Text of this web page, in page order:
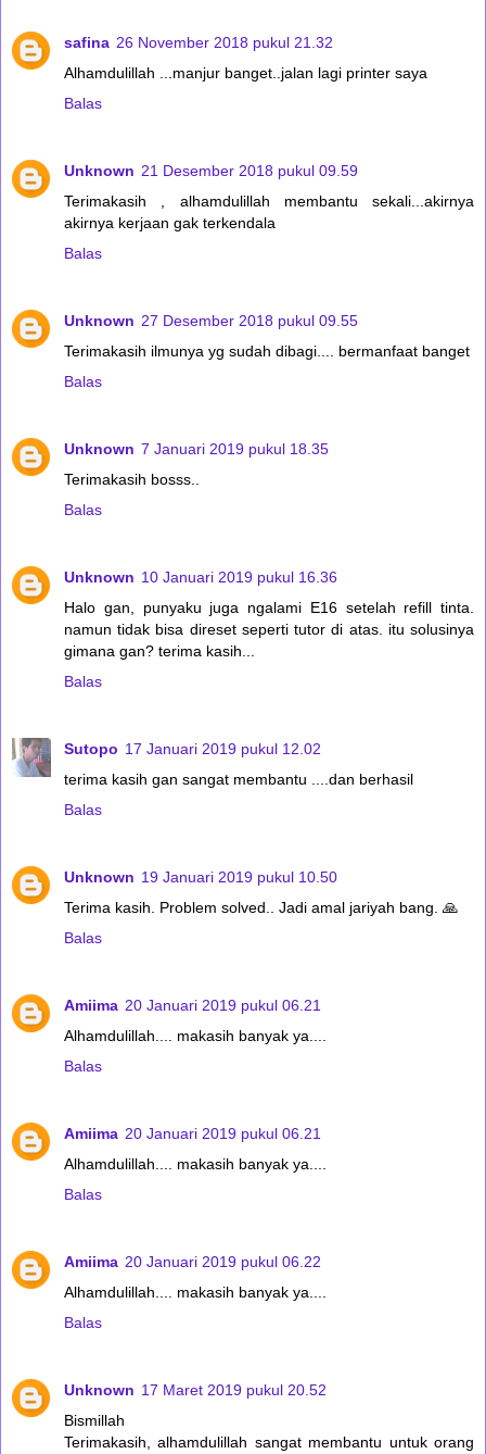
safina 26 November 2018 pukul 21.32
Alhamdulillah ...manjur banget..jalan lagi printer saya
Balas
Unknown 21 Desember 2018 pukul 09.59
Terimakasih , alhamdulillah membantu sekali...akirnya
akirnya kerjaan gak terkendala
Balas
Unknown 27 Desember 2018 pukul 09.55
Terimakasih ilmunya yg sudah dibagi.... bermanfaat banget
Balas
Unknown 7 Januari 2019 pukul 18.35
Terimakasih bosss..
Balas
Unknown 10 Januari 2019 pukul 16.36
Halo gan, punyaku juga ngalami E16 setelah refill tinta.
namun tidak bisa direset seperti tutor di atas. itu solusinya
gimana gan? terima kasih...
Balas
Sutopo 17 Januari 2019 pukul 12.02
terima kasih gan sangat membantu ....dan berhasil
Balas
Unknown 19 Januari 2019 pukul 10.50
Terima kasih. Problem solved.. Jadi amal jariyah bang. 🙏
Balas
Amiima 20 Januari 2019 pukul 06.21
Alhamdulillah.... makasih banyak ya....
Balas
Amiima 20 Januari 2019 pukul 06.21
Alhamdulillah.... makasih banyak ya....
Balas
Amiima 20 Januari 2019 pukul 06.22
Alhamdulillah.... makasih banyak ya....
Balas
Unknown 17 Maret 2019 pukul 20.52
Bismillah
Terimakasih, alhamdulillah sangat membantu untuk orang